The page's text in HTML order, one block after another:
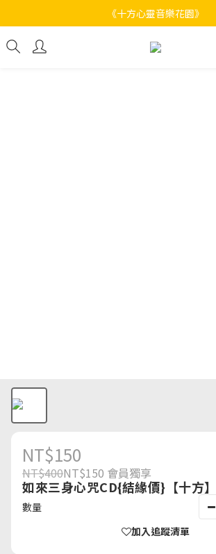
《十方心靈音樂花園》
《十方心靈音樂花園》
Welcome
NT$150
NT$400NT$150 會員獨享
如來三身心咒CD{結緣價}【十方
數量
加入追蹤清單